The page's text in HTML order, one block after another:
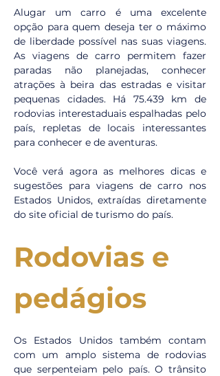
Alugar um carro é uma excelente
opção para quem deseja ter o máximo
de liberdade possível nas suas viagens.
As viagens de carro permitem fazer
paradas não planejadas, conhecer
atrações à beira das estradas e visitar
pequenas cidades. Há 75.439 km de
rodovias interestaduais espalhadas pelo
país, repletas de locais interessantes
para conhecer e de aventuras.
Você verá agora as melhores dicas e
sugestões para viagens de carro nos
Estados Unidos, extraídas diretamente
do site oficial de turismo do país.
Rodovias e
pedágios
Os Estados Unidos também contam
com um amplo sistema de rodovias
que serpenteiam pelo país. O trânsito